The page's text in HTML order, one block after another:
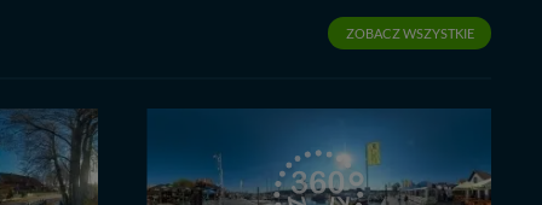
ZOBACZ WSZYSTKIE